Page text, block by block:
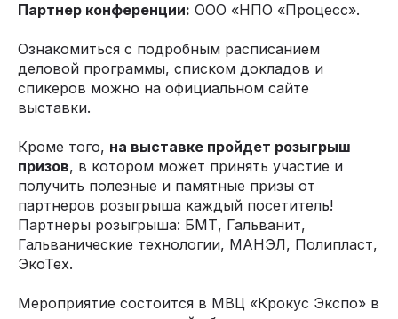
Партнер конференции: ООО «НПО «Процесс».
Ознакомиться с подробным расписанием
деловой программы, списком докладов и
спикеров можно на официальном сайте
выставки.
Кроме того, на выставке пройдет розыгрыш
призов, в котором может принять участие и
получить полезные и памятные призы от
партнеров розыгрыша каждый посетитель!
Партнеры розыгрыша: БМТ, Гальванит,
Гальванические технологии, МАНЭЛ, Полипласт,
ЭкоТех.
Мероприятие состоится в МВЦ «Крокус Экспо» в